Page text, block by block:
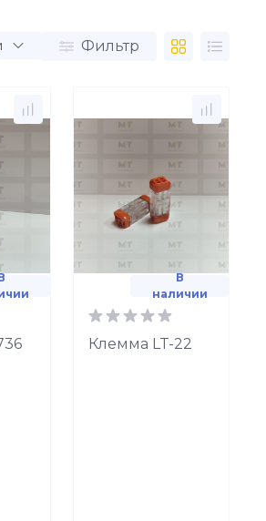
Фильтр
В
наличии
Клемма LT-22